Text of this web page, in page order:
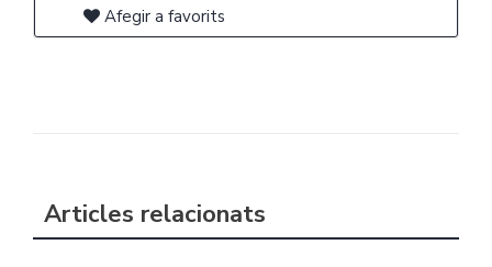
Afegir a favorits
Articles relacionats